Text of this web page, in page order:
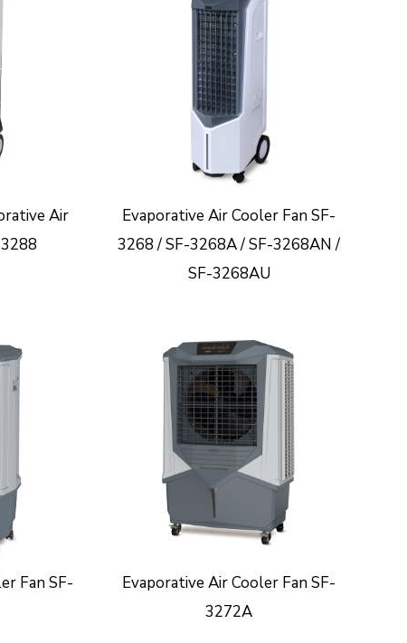
Air
Evaporative Air Cooler Fan SF-
3268 / SF-3268A / SF-3268AN /
SF-3268AU
Fan SF-
Evaporative Air Cooler Fan SF-
3272A